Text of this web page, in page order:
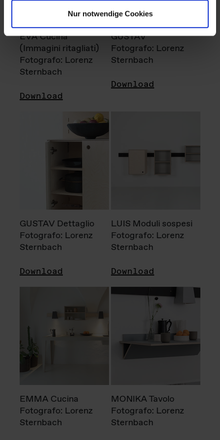
Nur notwendige Cookies
EVA Cucina
(Immagini ritagliati)
Fotografo: Lorenz
Sternbach
Download
GUSTAV
Fotografo: Lorenz
Sternbach
Download
GUSTAV Dettaglio
Fotografo: Lorenz
Sternbach
Download
LUIS Moduli sospesi
Fotografo: Lorenz
Sternbach
Download
EMMA Cucina
Fotografo: Lorenz
Sternbach
MONIKA Tavolo
Fotografo: Lorenz
Sternbach